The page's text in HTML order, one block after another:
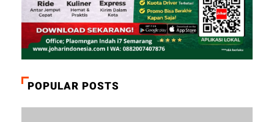
POPULAR POSTS